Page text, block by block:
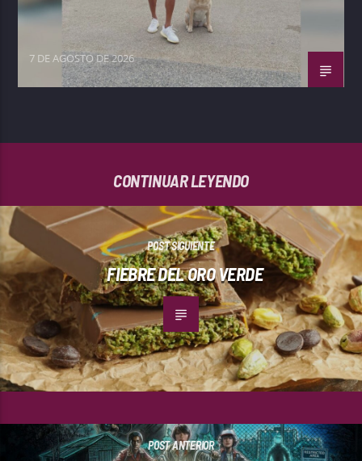
7 DE AGOSTO DE 2026
CONTINUAR LEYENDO
POST SIGUIENTE
FIEBRE DEL ORO VERDE
POST ANTERIOR